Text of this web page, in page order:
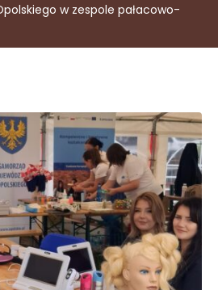
w zespole pałacowo-